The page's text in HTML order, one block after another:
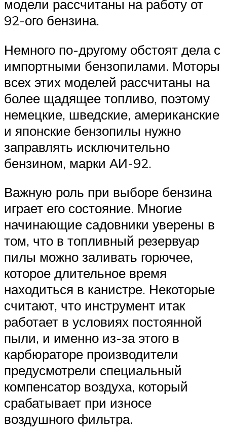
модели рассчитаны на работу от
92-ого бензина.
Немного по-другому обстоят дела с
импортными бензопилами. Моторы
всех этих моделей рассчитаны на
более щадящее топливо, поэтому
немецкие, шведские, американские
и японские бензопилы нужно
заправлять исключительно
бензином, марки АИ-92.
Важную роль при выборе бензина
играет его состояние. Многие
начинающие садовники уверены в
том, что в топливный резервуар
пилы можно заливать горючее,
которое длительное время
находиться в канистре. Некоторые
считают, что инструмент итак
работает в условиях постоянной
пыли, и именно из-за этого в
карбюраторе производители
предусмотрели специальный
компенсатор воздуха, который
срабатывает при износе
воздушного фильтра.